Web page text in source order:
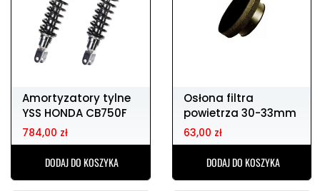
Amortyzatory tylne
YSS HONDA CB750F
784,00 zł
DODAJ DO KOSZYKA
Osłona filtra
powietrza 30-33mm
DT-1
63,00 zł
DODAJ DO KOSZYKA